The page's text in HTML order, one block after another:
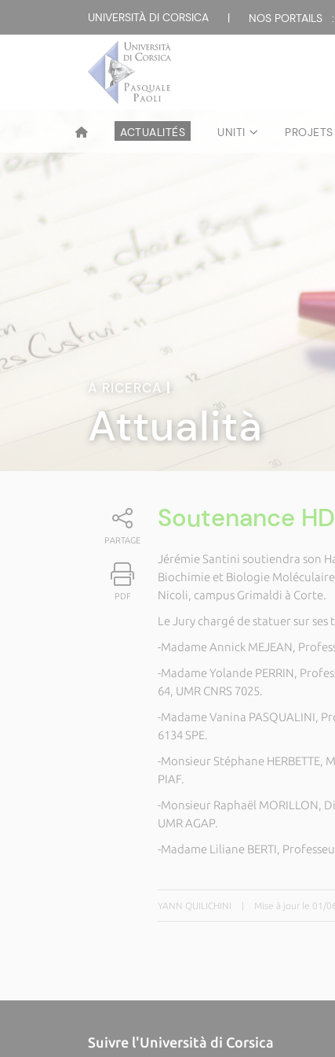
UNIVERSITÀ DI CORSICA | NOS PORTAILS :
ACTUALITÉS UNITI
A RICERCA|
Attualità
PARTAGE
PDF
Soutenance
Jérémie Santini soutiendra son
Biochimie et Biologie
Nicoli, campus Grimaldi à Corte.
Le Jury chargé de statuer sur ses
-Madame Annick MEJEAN,
-Madame Yolande PERRIN,
64, UMR CNRS 7025.
-Madame Vanina PASQUALINI,
6134 SPE.
-Monsieur Stéphane HERBETTE,
PIAF.
-Monsieur Raphaël MORILLON,
UMR AGAP.
-Madame Liliane BERTI,
YANN QUILICHINI Mise à jour le 01/
Suivre l'Università di Corsica